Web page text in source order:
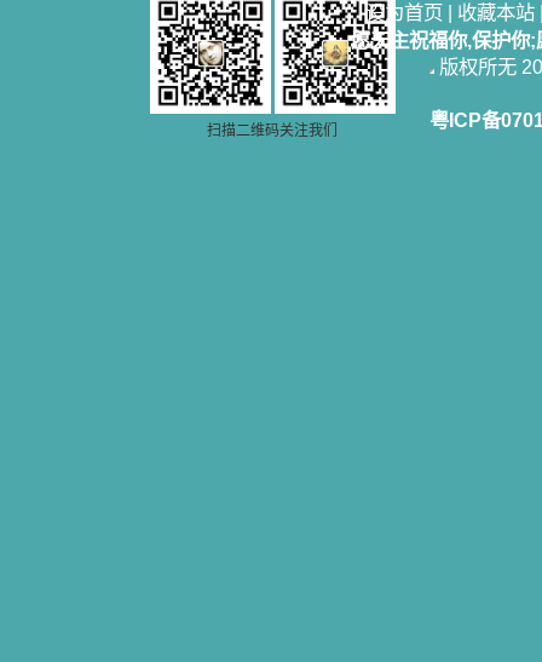
扫描二维码关注我们
设为首页 | 收藏本站
愿天主祝福你,保护你
版权所无
粤ICP备